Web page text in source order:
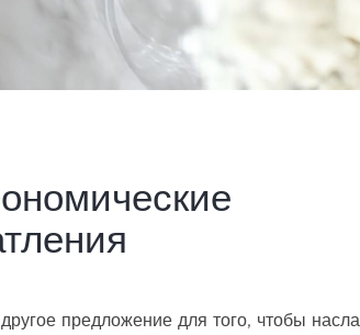
предложение для того, чтобы